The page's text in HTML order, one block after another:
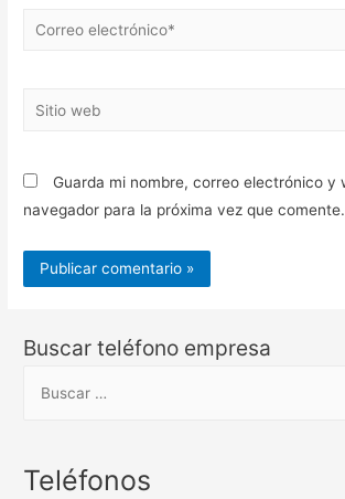
Correo
Sitio
Guarda mi nombre, correo electrónico y
navegador para la próxima vez que comente.
Buscar teléfono empresa
c
Teléfonos